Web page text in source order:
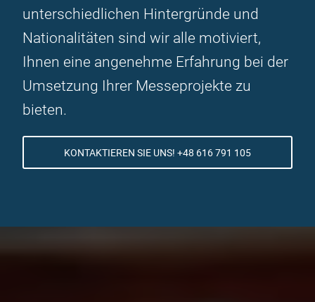
unterschiedlichen Hintergründe und
Nationalitäten sind wir alle motiviert,
Ihnen eine angenehme Erfahrung bei der
Umsetzung Ihrer Messeprojekte zu
bieten.
KONTAKTIEREN SIE UNS! +48 616 791 105